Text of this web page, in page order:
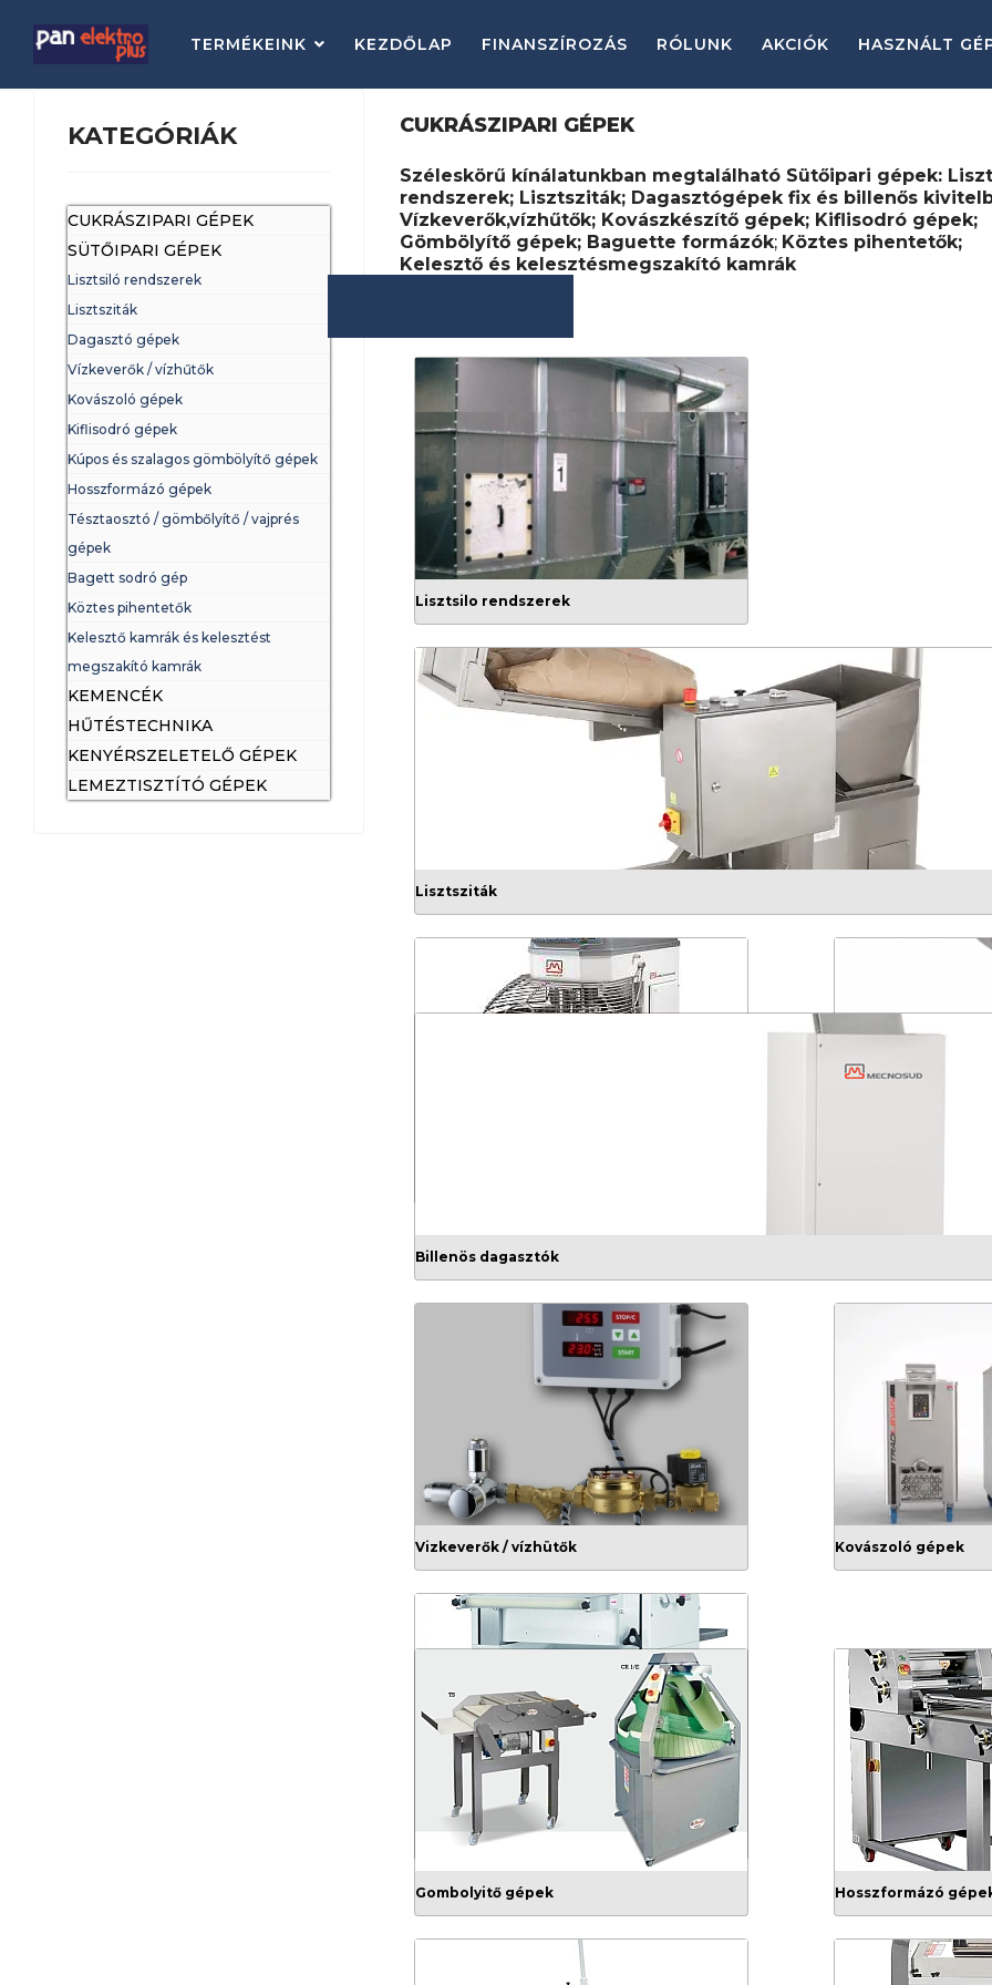
TERMÉKEINK KEZDŐLAP FINANSZÍROZÁS RÓLUNK AKCIÓK HASZNÁLT
KATEGÓRIÁK
CUKRÁSZIPARI GÉPEK
SÜTŐIPARI GÉPEK
Lisztsiló rendszerek
Lisztsziták
Dagasztó gépek
Vízkeverők / vízhűtők
Kovászoló gépek
Kiflisodró gépek
Kúpos és szalagos gömbölyítő gépek
Hosszformázó gépek
Tésztaosztó / gömbőlyítő / vajprés
gépek
Bagett sodró gép
Köztes pihentetők
Kelesztő kamrák és kelesztést
megszakító kamrák
KEMENCÉK
HŰTÉSTECHNIKA
KENYÉRSZELETELŐ GÉPEK
LEMEZTISZTÍTÓ GÉPEK
CUKRÁSZIPARI GÉPEK
Széleskörű kínálatunkban megtalálható Sütőipari gépek:
rendszerek; Lisztsziták; Dagasztógépek fix és billenős
Vízkeverők,vízhűtők; Kovászkészítő gépek; Kiflisodró gépek;
Gömbölyítő gépek; Baguette formázók; Köztes pihentetők;
Kelesztő és kelesztésmegszakító kamrák
Lisztsilo rendszerek
Lisztsziták
Billenös dagasztók
Vizkeverők / vízhütők Kovászoló gépek
Kiflisodró gépek
Gombolyitő gépek Hosszformázó